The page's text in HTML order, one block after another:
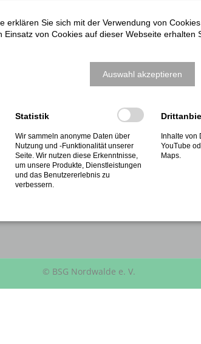
NÄCHSTE
07.08.2026 18:00–10:00
BSG Kinderzelten
04.09.2026
BSG Deutsche
Bosseln des dbs/npc
© BSG Nordwalde e. V.
erklären Sie sich mit der Verwendung von
von Cookies auf dieser Webseite erhalten
Auswahl akzeptieren
Statistik
Wir sammeln anonyme Daten über
Nutzung und -Funktionalität unserer
Seite. Wir nutzen diese Erkenntnisse,
um unsere Produkte, Dienstleistungen
und das Benutzererlebnis zu
verbessern.
Inhalte von
YouTube
Maps.